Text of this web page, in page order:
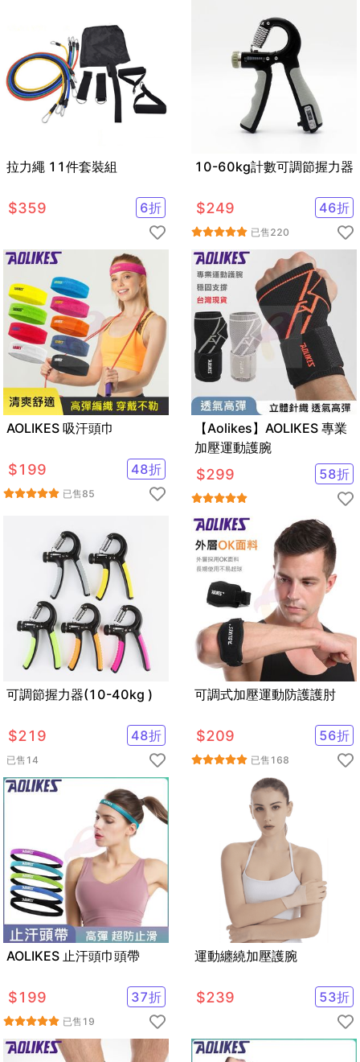
拉力繩 11件套裝組
$359 6折
10-60kg計數可調節握力器
$249 46折
已售220
AOLIKES 吸汗頭巾
$199 48折
已售85
【Aolikes】AOLIKES 專業
加壓運動護腕
$299 58折
可調節握力器(10-40kg )
$219 48折
已售 14
可調式加壓運動防護護肘
$209 56折
已售 168
AOLIKES 止汗頭巾頭帶
$199 37折
已售 19
運動纏繞加壓護腕
$239 53折